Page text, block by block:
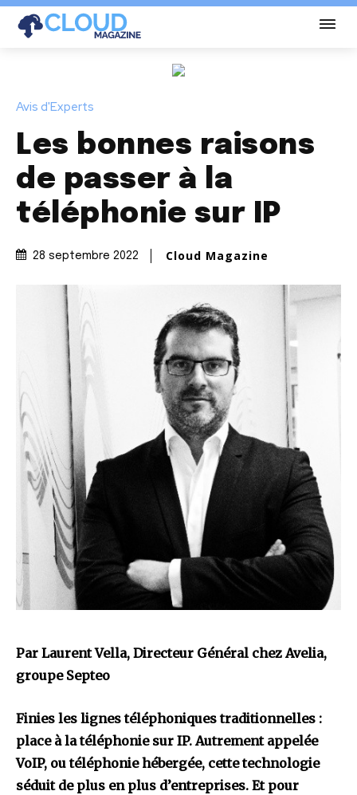
Avis d'Experts
Les bonnes raisons
de passer à la
téléphonie sur IP
28 septembre 2022 Cloud Magazine
Par Laurent Vella, Directeur Général chez Avelia,
groupe Septeo
Finies les lignes téléphoniques traditionnelles :
place à la téléphonie sur IP. Autrement appelée
VoIP, ou téléphonie hébergée, cette technologie
séduit de plus en plus d’entreprises. Et pour